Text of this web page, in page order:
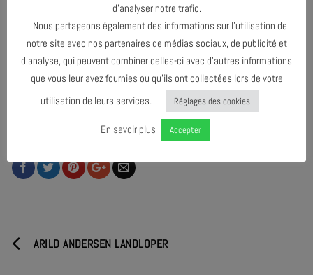
PARTAGER & COMMENTER
ARILD ANDERSEN LANDLOPER
d’analyser notre trafic.
Nous partageons également des informations sur l’utilisation de
notre site avec nos partenaires de médias sociaux, de publicité et
d’analyse, qui peuvent combiner celles-ci avec d’autres informations
que vous leur avez fournies ou qu’ils ont collectées lors de votre
utilisation de leurs services.
Réglages des cookies
En savoir plus Accepter